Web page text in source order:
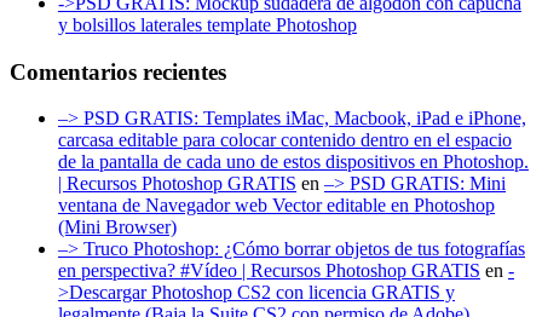
y bolsillos laterales template Photoshop
Comentarios recientes
–> PSD GRATIS: Templates iMac, Macbook, iPad e iPhone,
carcasa editable para colocar contenido dentro en el espacio
de la pantalla de cada uno de estos dispositivos en Photoshop.
| Recursos Photoshop GRATIS en –> PSD GRATIS: Mini
ventana de Navegador web Vector editable en Photoshop
(Mini Browser)
–> Truco Photoshop: ¿Cómo borrar objetos de tus fotografías
en perspectiva? #Vídeo | Recursos Photoshop GRATIS en -
>Descargar Photoshop CS2 con licencia GRATIS y